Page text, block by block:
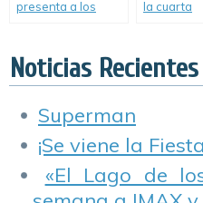
presenta a los
hermanos que
buscan atrapar a
molestos animales.
la cuarta
Noticias Recientes
Superman
¡Se viene la
«El Lago de